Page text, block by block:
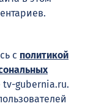
с политикой
tv-gubernia.ru.